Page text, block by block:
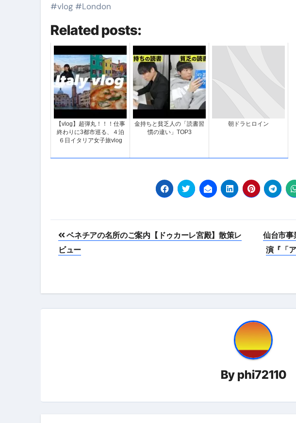
#vlog #London
Related posts:
【vlog】超弾丸！！！仕事
終わりに3都市巡る、４泊
６日イタリア女子旅vlog
金持ちと貧乏人の「読書習
慣の違い」TOP3
朝ドラヒロイン
投
稿
ビ
ゲ
ベネチアの名所のご案内【ドゥカーレ宮殿】散策レ
ビュー
仙台市事
演『「
By phi72110